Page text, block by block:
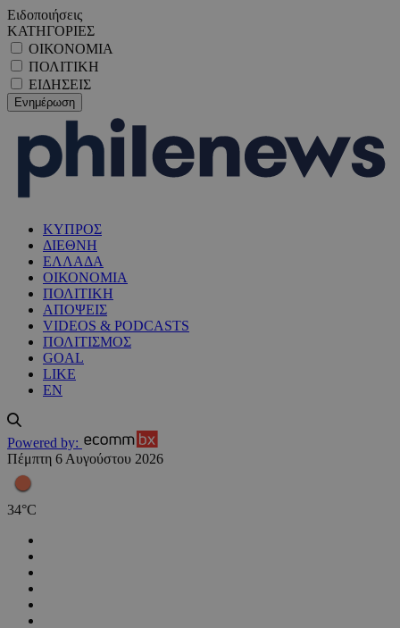
Ειδοποιήσεις
ΚΑΤΗΓΟΡΙΕΣ
ΟΙΚΟΝΟΜΙΑ
ΠΟΛΙΤΙΚΗ
ΕΙΔΗΣΕΙΣ
ΚΥΠΡΟΣ
ΔΙΕΘΝΗ
ΕΛΛΑΔΑ
ΟΙΚΟΝΟΜΙΑ
ΠΟΛΙΤΙΚΗ
ΑΠΟΨΕΙΣ
VIDEOS & PODCASTS
ΠΟΛΙΤΙΣΜΟΣ
GOAL
LIKE
EN
Powered by:
Πέμπτη 6 Αυγούστου 2026
34°C